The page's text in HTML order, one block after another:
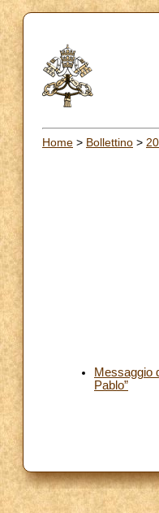
Home > Bollettino >
Messaggio
Pablo”